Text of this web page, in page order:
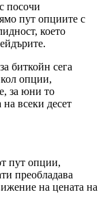
посочи
пут опциите с
което
биткойн сега
кол опции,
за юни то
всеки десет
пут опции,
преобладава
на цената на